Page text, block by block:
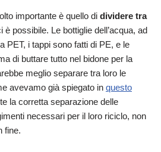
importante è quello di dividere tra
è possibile. Le bottiglie dell’acqua, ad
PET, i tappi sono fatti di PE, e le
di buttare tutto nel bidone per la
meglio separare tra loro le
avevamo già spiegato in questo
la corretta separazione delle
necessari per il loro riciclo, non
fine.